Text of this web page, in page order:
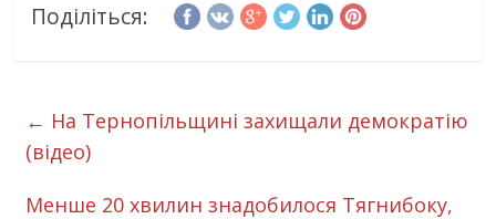
Поділіться:
← На Тернопільщині захищали демократію
(відео)
Менше 20 хвилин знадобилося Тягнибоку,